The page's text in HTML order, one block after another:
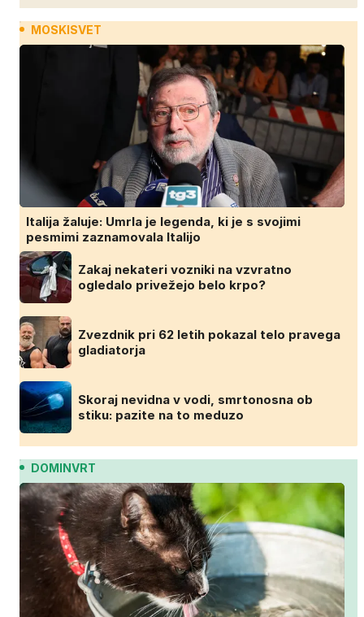
MOSKISVET
Italija žaluje: Umrla je legenda, ki je s svojimi
pesmimi zaznamovala Italijo
Zakaj nekateri vozniki na vzvratno
ogledalo privežejo belo krpo?
Zvezdnik pri 62 letih pokazal telo pravega
gladiatorja
Skoraj nevidna v vodi, smrtonosna ob
stiku: pazite na to meduzo
DOMINVRT